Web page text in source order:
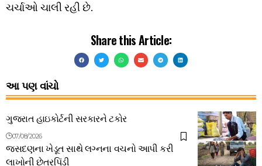
ચર્ચાઓ ચાલી રહી છે.
Share this Article:
આ પણ વાંચો
ગુજરાત હાઇકોર્ટની સરકારને ટકોર
07/08/2026
જસદણના ખેડૂત સાથે લગ્નના વચનો આપી કરી
લાખોની છેતરપિંડી